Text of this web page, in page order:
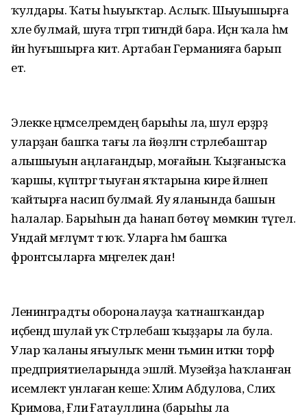
ҡулдары. Ҡаты һыуыҡтар. Аслыҡ. Шыуышырға
хәле булмай, шуға тәгәрәп тигәндәй бара. Иҫән ҡала һәм
йәнә һуғышырға китә. Артабан Германияға барып
етә.
Элекке әңгәмәселәремдең барыһы ла, шул ерҙәрҙә
уларҙан башҡа тағы ла йөҙләгән стәрлебаштар
алышыуын аңлағандыр, моғайын. Ҡыҙғанысҡа
ҡаршы, күптәргә тыуған яҡтарына кире әйләнеп
ҡайтырға насип булмай. Яу яланында башын
һалалар. Барыһын да һанап бөтөү мөмкин түгел.
Ундай мәғлүмәт тә юҡ. Уларға һәм башҡа
фронтсыларға мәңгелек дан!
Ленинградты обороналауҙа ҡатнашҡандар
иҫәбендә шулай уҡ Стәрлебаш ҡыҙҙары ла була.
Улар ҡаланы яғыулыҡ менән тәьмин иткән торф
предприятиеларында эшләй. Музейҙа һаҡланған
исемлектә унлаған кеше: Хәлимә Абдулова, Сәлихә
Кәримова, Ғәлиә Ғатауллина (барыһы ла